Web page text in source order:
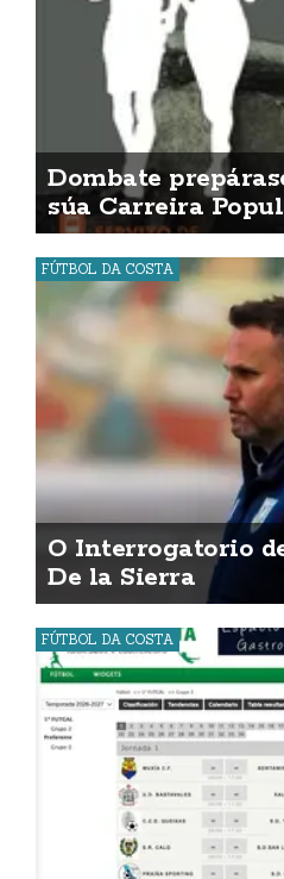
Dombate
súa Carreira
FÚTBOL DA COSTA
O Interrogatorio
De la Sierra
FÚTBOL DA COSTA